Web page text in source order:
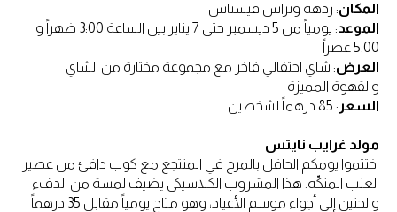
المكان: ردهة وتراس فيستاس
الموعد
: يومياً من 5 ديسمبر حتى 7 يناير بين الساعة 3:00 ظهراً و
5:00 عصراً
العرض: شاي احتفالي فاخر مع مجموعة مختارة من الشاي
والقهوة المميزة
السعر : 85 درهماً لشخصين
مولد غرايب نايتس
اختتموا يومكم الحافل بالمرح في المنتجع مع كوب دافئ من عصير
العنب المنكّه. هذا المشروب الكلاسيكي يضيف لمسة من الدفء
والحنين إلى أجواء موسم الأعياد، وهو متاح يومياً مقابل 35 درهماً